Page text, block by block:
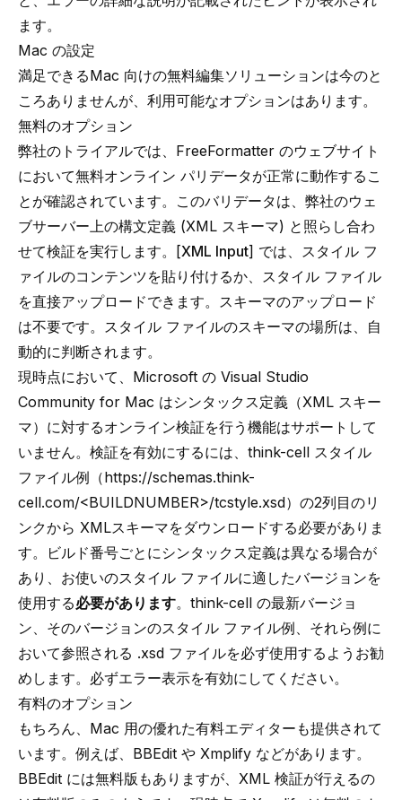
ます。
Mac の設定
満足できるMac 向けの無料編集ソリューションは今のと
ころありませんが、利用可能なオプションはあります。
無料のオプション
弊社のトライアルでは、 FreeFormatter のウェブサイト
において無料オンライン パリデータが正常に動作するこ
とが確認されています。このバリデータは、弊社のウェ
ブサーバー上の構文定義 (XML スキーマ) と照らし合わ
せて検証を実行します。[XML Input] では、スタイル フ
ァイルのコンテンツを貼り付けるか、スタイル ファイル
を直接アップロードできます。スキーマのアップロード
は不要です。スタイル ファイルのスキーマの場所は、自
動的に判断されます。
現時点において、Microsoft の Visual Studio
Community for Mac はシンタックス定義（XML スキー
マ）に対するオンライン検証を行う機能はサポートして
いません。検証を有効にするには、think-cell スタイル
ファイル例（https://schemas.think-
cell.com/<BUILDNUMBER>/tcstyle.xsd）の2列目のリ
ンクから XMLスキーマをダウンロードする必要がありま
す。ビルド番号ごとにシンタックス定義は異なる場合が
あり、お使いのスタイル ファイルに適したバージョンを
使用する必要があります。think-cell の最新バージョ
ン、そのバージョンのスタイル ファイル例、それら例に
おいて参照される .xsd ファイルを必ず使用するようお勧
めします。必ずエラー表示を有効にしてください。
有料のオプション
もちろん、Mac 用の優れた有料エディターも提供されて
います。例えば、 BBEdit や Xmplify などがあります。
BBEdit には無料版もありますが、XML 検証が行えるの